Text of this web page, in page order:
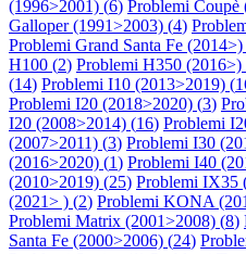
(1996>2001) (6) Problemi Coupè
Galloper (1991>2003) (4)
Problemi Grand Santa Fe (2014>)
H100 (2) Problemi H350 (2016>)
(14) Problemi I10 (2013>2019) (
Problemi I20 (2018>2020) (3)
I20 (2008>2014) (16) Problemi
(2007>2011) (3) Problemi I30
(2016>2020) (1) Problemi I40
(2010>2019) (25) Problemi IX35
(2021> ) (2) Problemi KONA
Problemi Matrix (2001>2008) (8)
Santa Fe (2000>2006) (24)